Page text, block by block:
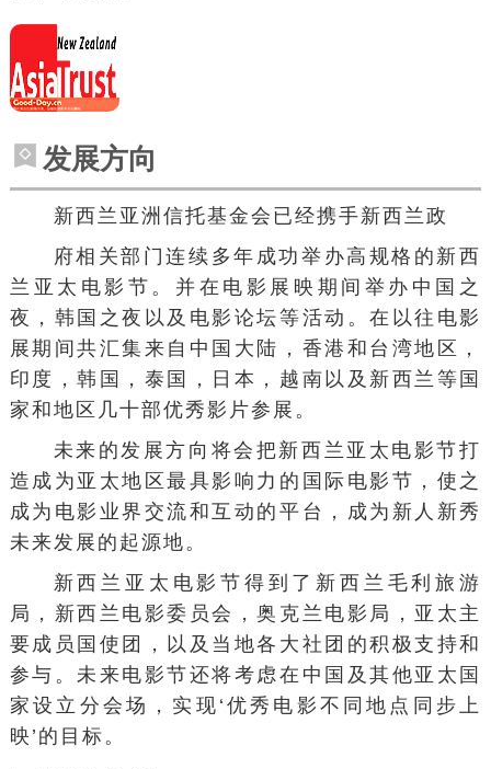
发展方向
新西兰亚洲信托基金会已经携手新西兰政
府相关部门连续多年成功举办高规格的新西
兰亚太电影节。并在电影展映期间举办中国之
夜，韩国之夜以及电影论坛等活动。在以往电影
展期间共汇集来自中国大陆，香港和台湾地区，
印度，韩国，泰国，日本，越南以及新西兰等国
家和地区几十部优秀影片参展。
未来的发展方向将会把新西兰亚太电影节打
造成为亚太地区最具影响力的国际电影节，使之
成为电影业界交流和互动的平台，成为新人新秀
未来发展的起源地。
新西兰亚太电影节得到了新西兰毛利旅游
局，新西兰电影委员会，奥克兰电影局，亚太主
要成员国使团，以及当地各大社团的积极支持和
参与。未来电影节还将考虑在中国及其他亚太国
家设立分会场，实现‘优秀电影不同地点同步上
映’的目标。